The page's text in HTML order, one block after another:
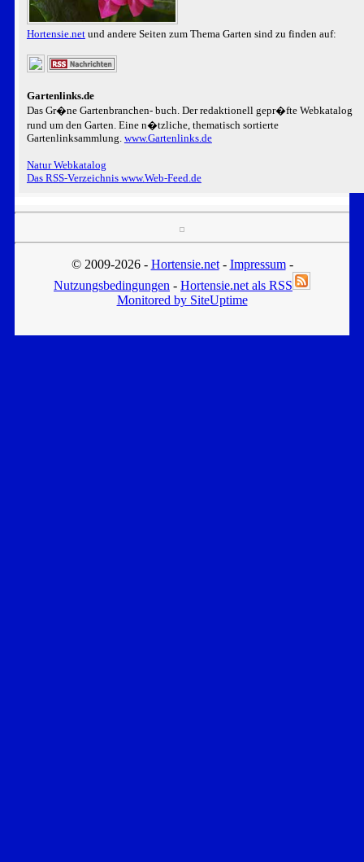
Hortensie.netund andere Seiten zum Thema Garten sind zu finden auf:
Gartenlinks.de
Das Gr�ne Gartenbranchen- buch. Der redaktionell gepr�fte Webkatalog
rund um den Garten. Eine n�tzliche, thematisch sortierte
Gartenlinksammlung. www.Gartenlinks.de
Natur Webkatalog
Das RSS-Verzeichnis www.Web-Feed.de
© 2009-2026 - Hortensie.net- Impressum-
Nutzungsbedingungen - Hortensie.net als RSS
Monitored by SiteUptime